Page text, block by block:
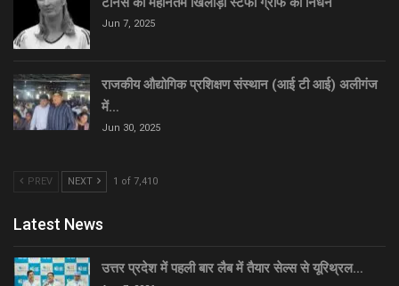
Jun 7, 2025
राजकीय औद्योगिक प्रशिक्षण संस्थान (आई टी आई) अलीगंज
में…
Jun 30, 2025
PREV NEXT 1 of 7,410
Latest News
उत्तर प्रदेश में पहली बार लैब में तैयार सेल्स से यूरिथ्रल…